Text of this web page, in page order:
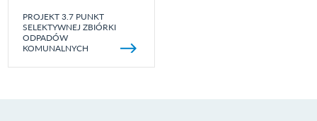
PROJEKT 3.7 PUNKT
SELEKTYWNEJ ZBIÓRKI
ODPADÓW
KOMUNALNYCH